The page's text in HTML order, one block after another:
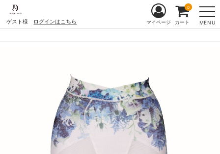
ゲスト様 ログインはこちら MENU
マイページ カート
0